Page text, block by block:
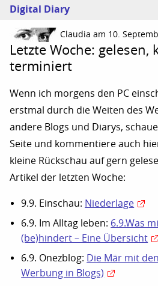
Digital Diary
Claudia am 10.
Letzte Woche: gelesen,
terminiert
Wenn ich morgens den PC
erstmal durch die Weiten des
andere Blogs und Diarys,
Seite und kommentiere auch
kleine Rückschau auf gern
Artikel der letzten Woche:
9.9. Einschau: Niederlage
6.9. Im Alltag leben: 6.9.Was
(be)hindert – Eine Übersicht
6.9. Onezblog: Die Mär mit
Werbung in Blogs)